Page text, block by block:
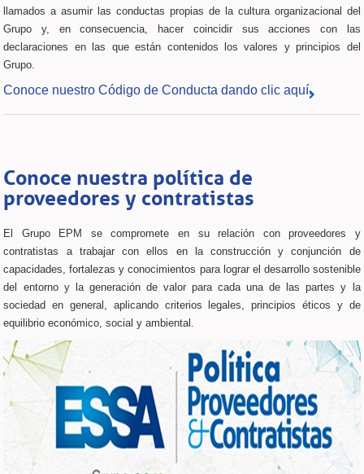
llamados a asumir las conductas propias de la cultura organizacional del
Grupo y, en consecuencia, hacer coincidir sus acciones con las
declaraciones en las que están contenidos los valores y principios del
Grupo.
Conoce nuestro Código de Conducta dando clic aquí.
Conoce nuestra política de
proveedores y contratistas
El Grupo EPM se compromete en su relación con proveedores y
contratistas a trabajar con ellos en la construcción y conjunción de
capacidades, fortalezas y conocimientos para lograr el desarrollo sostenible
del entorno y la generación de valor para cada una de las partes y la
sociedad en general, aplicando criterios legales, principios éticos y de
equilibrio económico, social y ambiental.